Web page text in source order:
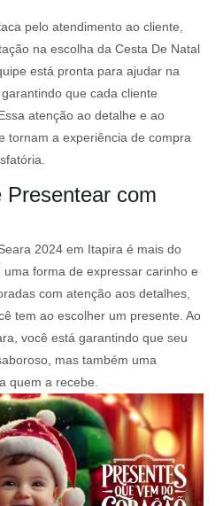
pelo atendimento ao cliente,
na escolha da Cesta De Natal
está pronta para ajudar na
que cada cliente
atenção ao detalhe e ao
tornam a experiência de compra
Presentear com
2024 em Itapira é mais do
forma de expressar carinho e
com atenção aos detalhes,
tem ao escolher um presente. Ao
você está garantindo que seu
mas também uma
quem a recebe.